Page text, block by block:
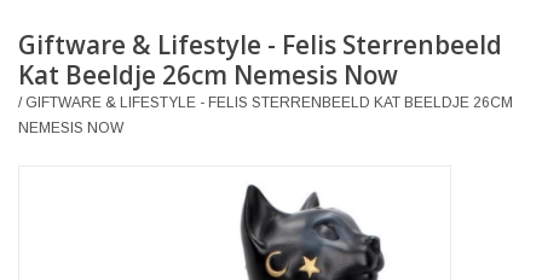
Merchandise
Retro Vintage
Giftware & Lifestyle - Felis Sterrenbeeld
Kat Beeldje 26cm Nemesis Now
/ GIFTWARE & LIFESTYLE - FELIS STERRENBEELD KAT BEELDJE 26CM
NEMESIS NOW